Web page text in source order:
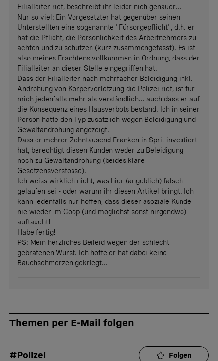
Filialleiter rief, beschreibt ihr leider nich genauer...
Nur so viel: Ein Vorgesetzter hat gegenüber seinen
Unterstellten eine sogenannte "Fürsorgepflicht", d.h. er
hat die Pflicht, die Persönlichkeit des Arbeitnehmers zu
achten und zu schützen (kurz zusammengefasst). Es ist
also meines Erachtens vollkommen in Ordnung, dass der
Filialleiter an dieser Stelle eingegriffen hat.
Dass der Filialleiter nach mehrfacher Beleidigung inkl.
Androhung von Körperverletzung die Polizei rief, ist für
mich jedenfalls mehr als verständlich... auch dass er auf
die Konsequenz eines Hausverbots bestand. Ich in seiner
Person hätte den Typ zusätzlich wegen Beleidigung und
Gewaltandrohung angezeigt.
Dass er mehrer Zehntausend Franken in Sprit investiert
hat, berechtigt diesen Kunden weder zu Beleidigung
noch zu Gewaltandrohung (beides klare
Gesetzensverstösse).
Ich weiss wirklich nicht, was hier (angeblich) falsch
gelaufen sei - oder warum ihr diesen Artikel bringt. Ich
kann jedenfalls nur hoffen, dass dieser asoziale Kunde
nie wieder im Coop (und möglichst sonst nirgendwo)
auftaucht!
Habe fertig!
PS: Mein herzliches Beileid wegen der schlecht
gebratenen Wurst. Ich hoffe er hat dabei keine
Bauchschmerzen gekriegt...
Themen per E-Mail folgen
#Polizei Folgen